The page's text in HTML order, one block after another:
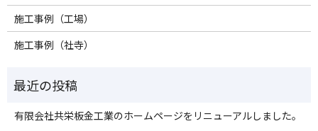
施工事例（工場）
施工事例（社寺）
有限会社共栄板金工業のホームページをリニューアルしました。